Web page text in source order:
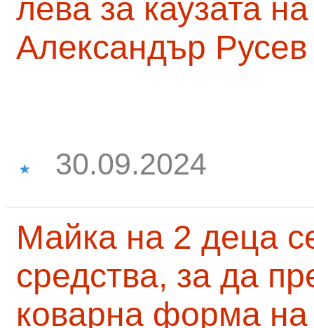
лева за каузата
Александър Русев
30.09.2024
Майка на 2 деца
средства, за да
коварна форма на